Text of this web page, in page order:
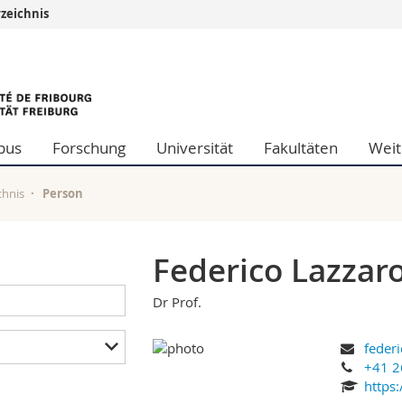
Theologische Fak.
Philosophische Fak.
Fak. für Erziehungs- und Bildungswissenschaften
Forschung Universität Fakultäten
Person
Federico
Dr Prof.
+41